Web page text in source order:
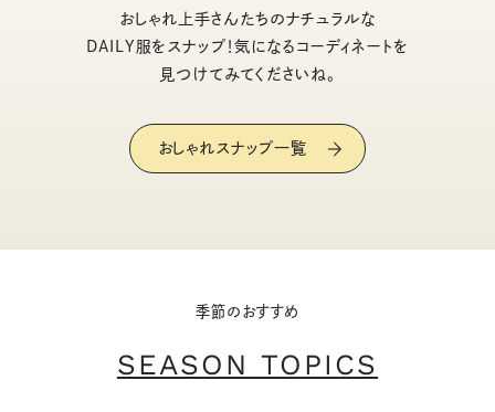
おしゃれ上手さんたちのナチュラルな
DAILY服をスナップ！気になるコーディネートを
見つけてみてくださいね。
おしゃれスナップ一覧
季節のおすすめ
SEASON TOPICS